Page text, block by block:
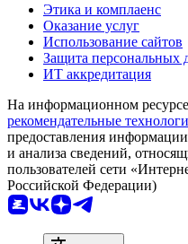
Этика и комплаенс
Оказание услуг
Использование сайтов
Защита персональных
ИТ аккредитация
На информационном
рекомендательные
предоставления
и анализа сведений,
пользователей сети
Российской Федерации)